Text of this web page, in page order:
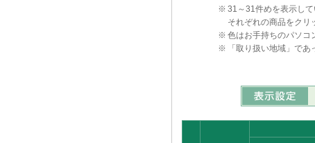
※ 31～31件めを表示して
それぞれの商品をクリ
※ 色はお手持ちのパソコ
※
「取り扱い地域」で